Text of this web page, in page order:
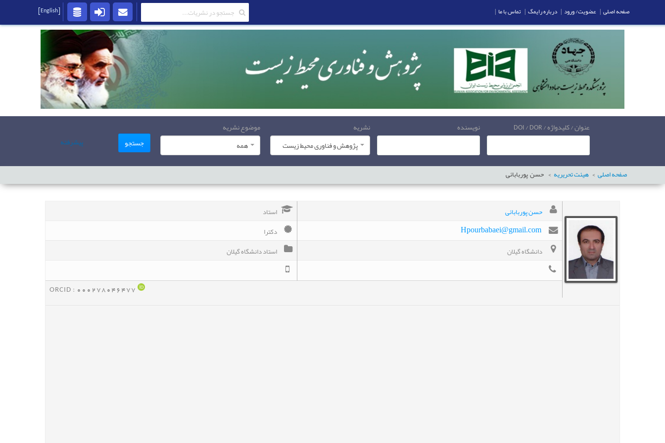
عنوان / کلیدواژه / DOI / DOR نویسنده
نشریه
پژوهش و فناوری محیط زیست
موضوع نشریه
همه
جستجو پیشرفته
صفحه اصلی هیئت تحریریه حسنپوربابائی
حسن پوربابائی استاد
Hpourbabaei@gmail.com
دکترا
دانشگاه گیلان
استاد دانشگاه گیلان
ORCID : 000278046477
صفحه اصلی | عضویت/ ورود | درباره رایمگ | تماس با ما |
[English]